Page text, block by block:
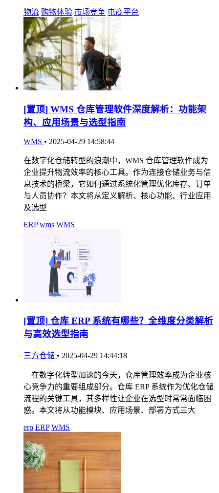
物流 购物体验 市场竞争 电商平台
[置顶] WMS 仓库管理软件深度解析：功能架
构、应用场景与选型指南
WMS • 2025-04-29 14:58:44
在数字化仓储转型的浪潮中，WMS 仓库管理软件成为
企业提升物流效率的核心工具。作为连接仓储业务与信
息技术的桥梁，它如何通过系统化管理优化库存、订单
与人员协作？本文将从定义解析、核心功能、行业应用
及选型
ERP wms WMS
[置顶] 仓库 ERP 系统有哪些？全维度分类解析
与高效选型指南
三方仓储 • 2025-04-29 14:44:18
在数字化转型加速的今天，仓库管理效率成为企业核
心竞争力的重要组成部分。仓库 ERP 系统作为优化仓储
流程的关键工具，其多样性让企业在选型时常常面临困
惑。本文将从功能模块、应用场景、部署方式三大
erp ERP WMS